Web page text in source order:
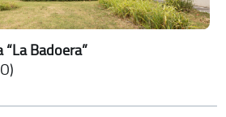
Badoera”